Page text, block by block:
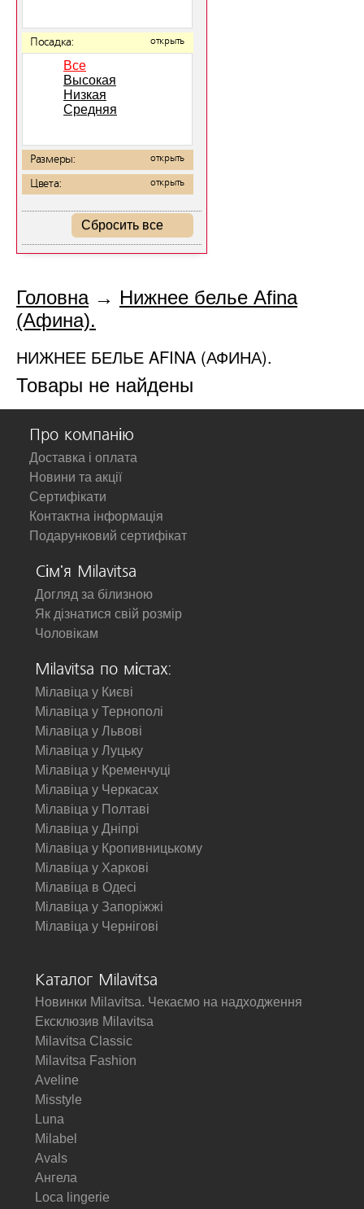
Посадка: открыть
Все
Высокая
Низкая
Средняя
Размеры: открыть
Цвета: открыть
Сбросить все
Головна→ Нижнее белье Afina
(Афина).
НИЖНЕЕ БЕЛЬЕ AFINA (АФИНА).
Товары не найдены
Про компанію
Доставка і оплата
Новини та акції
Сертифікати
Контактна інформація
Подарунковий сертифікат
Сім'я Milavitsa
Догляд за білизною
Як дізнатися свій розмір
Чоловікам
Milavitsa по містах:
Мілавіца у Києві
Мілавіца у Тернополі
Мілавіца у Львові
Мілавіца у Луцьку
Мілавіца у Кременчуці
Мілавіца у Черкасах
Мілавіца у Полтаві
Мілавіца у Дніпрі
Мілавіца у Кропивницькому
Мілавіца у Харкові
Мілавіца в Одесі
Мілавіца у Запоріжжі
Мілавіца у Чернігові
Каталог Milavitsa
Новинки Milavitsa. Чекаємо на надходження
Ексклюзив Milavitsa
Milavitsa Classic
Milavitsa Fashion
Aveline
Misstyle
Luna
Milabel
Avals
Ангела
Loca lingerie